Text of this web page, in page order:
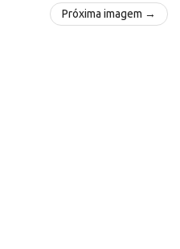
Próxima imagem →